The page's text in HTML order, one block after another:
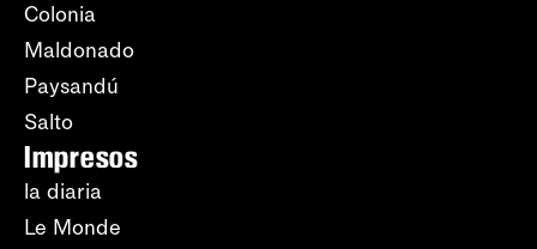
Colonia
Maldonado
Paysandú
Salto
Impresos
la diaria
Le Monde